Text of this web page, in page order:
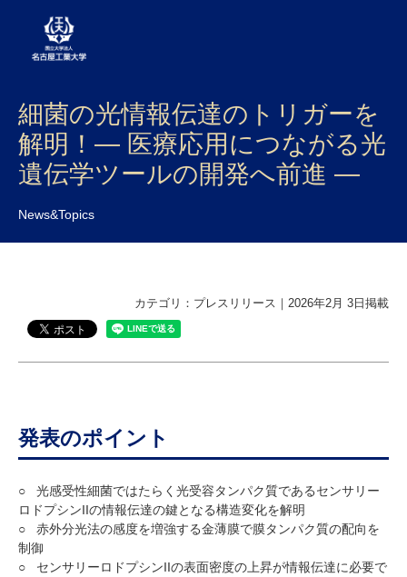
大学案内
学部・大学院・センター
企業・研究者
地域・一般
寄附のお願い
アクセス
細菌の光情報伝達のトリガーを
解明！― 医療応用につながる光
遺伝学ツールの開発へ前進 ―
News&Topics
カテゴリ：プレスリリース｜2026年2月 3日掲載
発表のポイント
○ 光感受性細菌ではたらく光受容タンパク質であるセンサリー
ロドプシンIIの情報伝達の鍵となる構造変化を解明
○ 赤外分光法の感度を増強する金薄膜で膜タンパク質の配向を
制御
○ センサリーロドプシンIIの表面密度の上昇が情報伝達に必要で